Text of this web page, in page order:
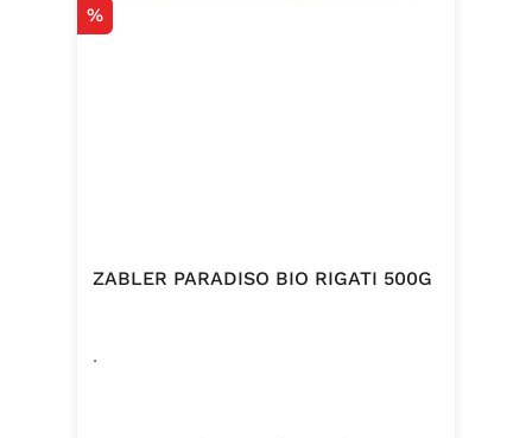
Rabatt
%
ZABLER PARADISO BIO RIGATI 500G
.